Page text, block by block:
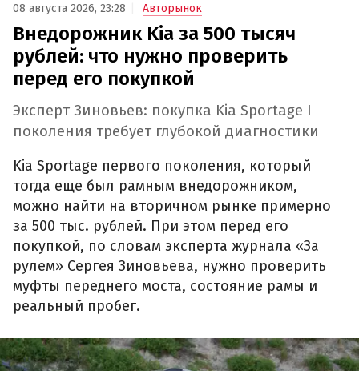
08 августа 2026, 23:28 Авторынок
Внедорожник Kia за 500 тысяч
рублей: что нужно проверить
перед его покупкой
Эксперт Зиновьев: покупка Kia Sportage I
поколения требует глубокой диагностики
Kia Sportage первого поколения, который
тогда еще был рамным внедорожником,
можно найти на вторичном рынке примерно
за 500 тыс. рублей. При этом перед его
покупкой, по словам эксперта журнала «За
рулем» Сергея Зиновьева, нужно проверить
муфты переднего моста, состояние рамы и
реальный пробег.